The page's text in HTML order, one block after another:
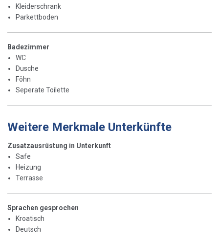
Kleiderschrank
Parkettboden
Badezimmer
WC
Dusche
Föhn
Seperate Toilette
Weitere Merkmale Unterkünfte
Zusatzausrüstung in Unterkunft
Safe
Heizung
Terrasse
Sprachen gesprochen
Kroatisch
Deutsch